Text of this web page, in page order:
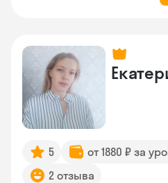
5 от 1880 ₽ за
2 отзыва